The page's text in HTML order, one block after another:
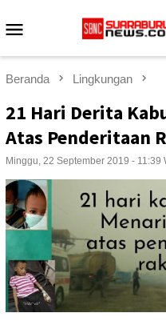
ke
Beranda Lingkungan
21 Hari Derita
Atas Penderitaan
Minggu, 22 September 2019 - 11:39